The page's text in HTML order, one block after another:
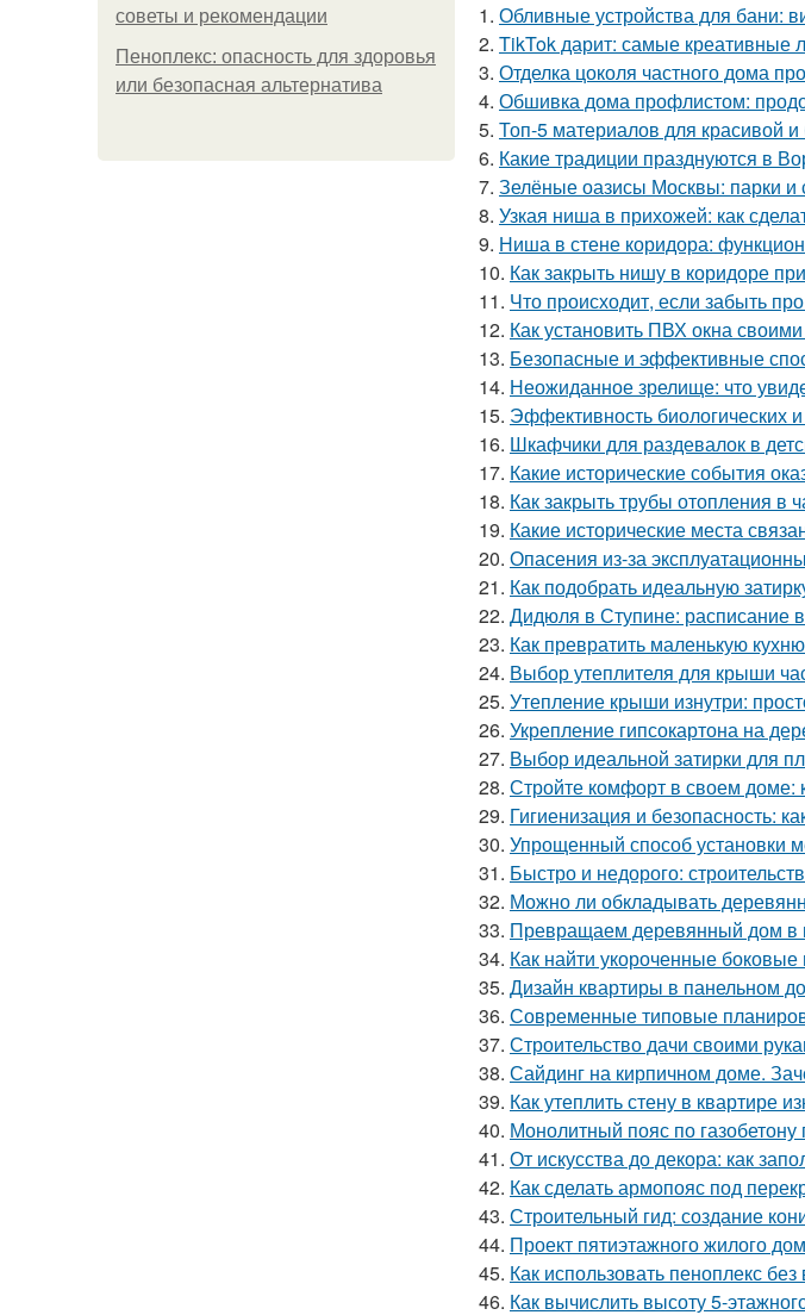
советы и рекомендации
Пеноплекс: опасность для здоровья
или безопасная альтернатива
1. Обливные устройства для бани:
2. TikTok дарит: самые креативные
3. Отделка цоколя частного дома
4. Обшивка дома профлистом:
5. Топ-5 материалов для красивой
6. Какие традиции празднуются в
7. Зелёные оазисы Москвы: парки и
8. Узкая ниша в прихожей: как
9. Ниша в стене коридора:
10. Как закрыть нишу в коридоре
11. Что происходит, если забыть
12. Как установить ПВХ окна
13. Безопасные и эффективные
14. Неожиданное зрелище: что
15. Эффективность биологических
16. Шкафчики для раздевалок в
17. Какие исторические события
18. Как закрыть трубы отопления в
19. Какие исторические места
20. Опасения из-за
21. Как подобрать идеальную
22. Дидюля в Ступине: расписание
23. Как превратить маленькую
24. Выбор утеплителя для крыши
25. Утепление крыши изнутри:
26. Укрепление гипсокартона на
27. Выбор идеальной затирки для
28. Стройте комфорт в своем доме:
29. Гигиенизация и безопасность:
30. Упрощенный способ установки
31. Быстро и недорого:
32. Можно ли обкладывать
33. Превращаем деревянный дом в
34. Как найти укороченные
35. Дизайн квартиры в панельном
36. Современные типовые
37. Строительство дачи своими
38. Сайдинг на кирпичном доме.
39. Как утеплить стену в квартире
40. Монолитный пояс по
41. От искусства до декора: как
42. Как сделать армопояс под
43. Строительный гид: создание
44. Проект пятиэтажного жилого
45. Как использовать пеноплекс
46. Как вычислить высоту 5-